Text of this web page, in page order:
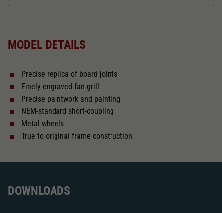
The model has a coupler pocket
Close
MODEL DETAILS
Precise replica of board joints
Finely engraved fan grill
Precise paintwork and painting
NEM-standard short-coupling
Metal wheels
True to original frame construction
DOWNLOADS
Webseiten-Betreiber dies eingestellt hat.